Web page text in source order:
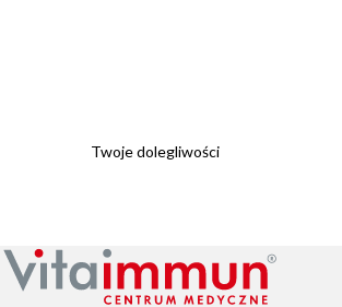
Twoje dolegliwości